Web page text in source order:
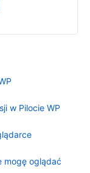
w Pilocie WP
mogę oglądać